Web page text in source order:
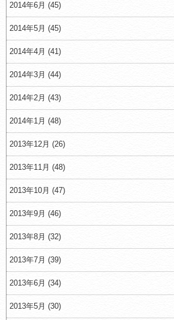
2014年6月 (45)
2014年5月 (45)
2014年4月 (41)
2014年3月 (44)
2014年2月 (43)
2014年1月 (48)
2013年12月 (26)
2013年11月 (48)
2013年10月 (47)
2013年9月 (46)
2013年8月 (32)
2013年7月 (39)
2013年6月 (34)
2013年5月 (30)